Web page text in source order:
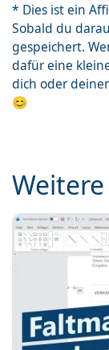
* Dies ist ein
Sobald du
gespeichert.
dafür eine
dich oder
😊